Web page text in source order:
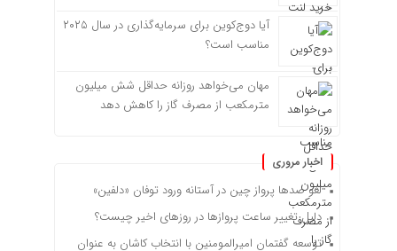
آیا دوج‌کوین برای سرمایه‌گذاری در سال ۲۰۲۵
مناسب است؟
مهان می‌خواهد روزانه حداقل شش میلیون
مترمکعب از مصرف گاز را کاهش دهد
اخبار مروری
لغو صدها پرواز چین در آستانه ورود توفان «دلفین»
دلیل تغییر ساعت پروازها در روزهای اخیر چیست؟
توسعه گفتمان امیرالمومنین با انتخاب کاشان به عنوان